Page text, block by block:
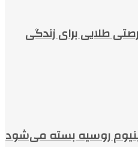
طلایی برای زندگی
روسیه بسته می‌شود